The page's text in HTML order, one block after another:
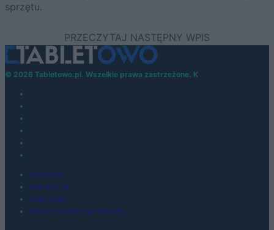
sprzętu.
© 2026 Tabletowo.pl. Wszelkie prawa zastrzeżone. K
KONTAKT
REDAKCJA
REKLAMA
POLITYKA PRYWATNOŚCI